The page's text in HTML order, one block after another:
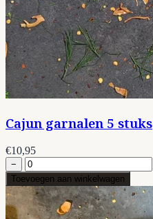
Cajun garnalen 5 stuks
€10,95
−
Toevoegen aan winkelwagen